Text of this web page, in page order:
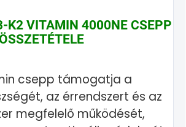
K2 VITAMIN 4000NE CSEPP
csepp támogatja a
az érrendszert és az
megfelelő működését,